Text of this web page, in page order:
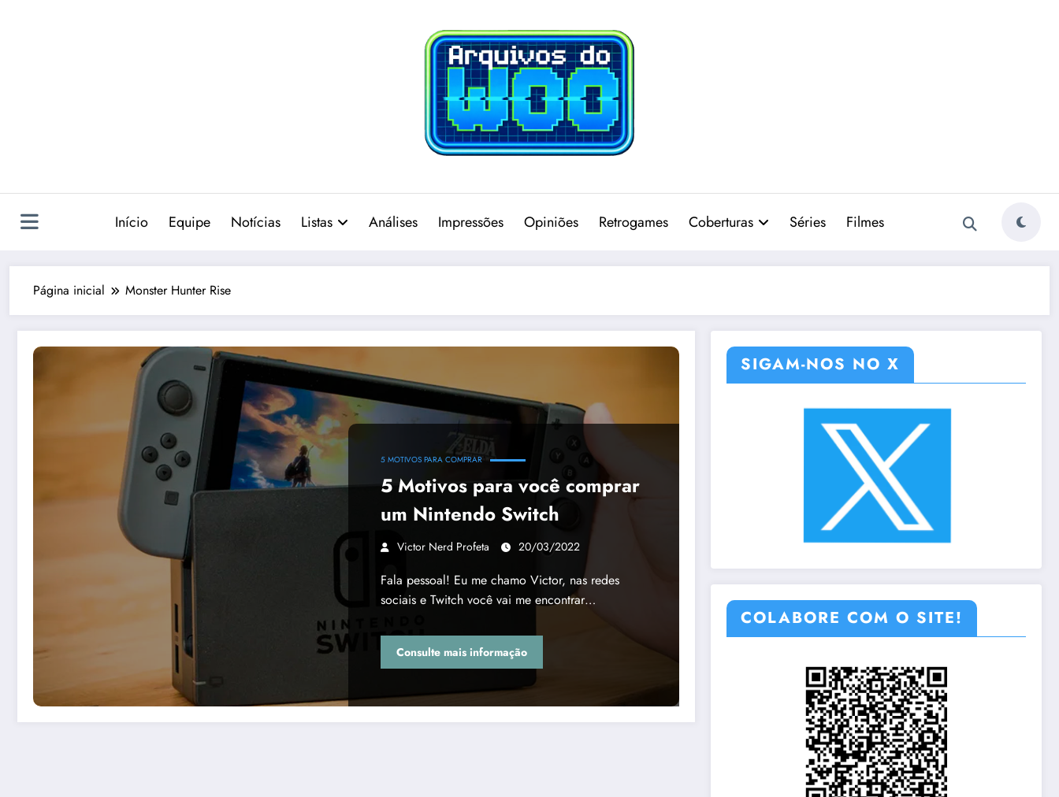
Início Equipe Notícias Listas Análises Impressões Opiniões Retrogames Coberturas Séries Filmes
Página inicial Monster Hunter Rise
5 MOTIVOS PARA COMPRAR
5 Motivos para você comprar
um Nintendo Switch
Victor Nerd Profeta 20/03/2022
Fala pessoal! Eu me chamo Victor, nas redes
sociais e Twitch você vai me encontrar…
Consulte mais informação
SIGAM-NOS NO X
COLABORE COM O SITE!